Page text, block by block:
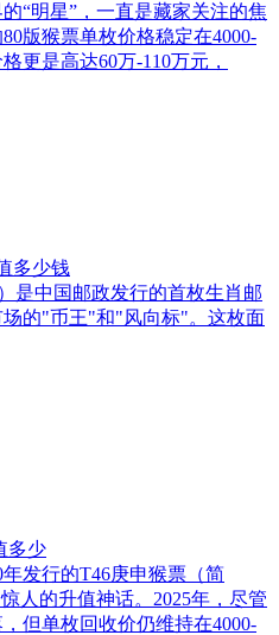
“明星”，一直是藏家关注的焦
版猴票单枚价格稳定在4000-
更是高达60万-110万元，
多少钱
是中国邮政发行的首枚生肖邮
的"币王"和"风向标"。这枚面
多少
发行的T46庚申猴票（简
人的升值神话。2025年，尽管
但单枚回收价仍维持在4000-